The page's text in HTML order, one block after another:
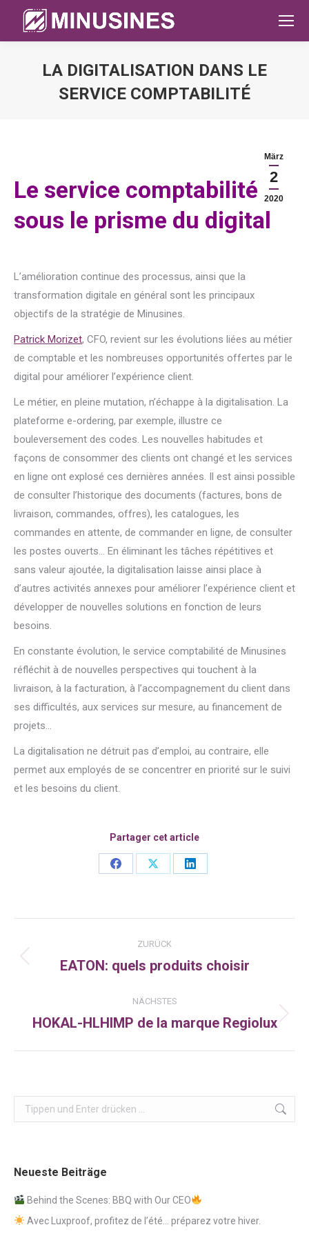
LA DIGITALISATION DANS LE
SERVICE COMPTABILITÉ
März
2
2020
Le service comptabilité
sous le prisme du digital
L’amélioration continue des processus, ainsi que la
transformation digitale en général sont les principaux
objectifs de la stratégie de Minusines.
Patrick Morizet, CFO, revient sur les évolutions liées au métier
de comptable et les nombreuses opportunités offertes par le
digital pour améliorer l’expérience client.
Le métier, en pleine mutation, n’échappe à la digitalisation. La
plateforme e-ordering, par exemple, illustre ce
bouleversement des codes. Les nouvelles habitudes et
façons de consommer des clients ont changé et les services
en ligne ont explosé ces dernières années. Il est ainsi possible
de consulter l’historique des documents (factures, bons de
livraison, commandes, offres), les catalogues, les
commandes en attente, de commander en ligne, de consulter
les postes ouverts… En éliminant les tâches répétitives et
sans valeur ajoutée, la digitalisation laisse ainsi place à
d’autres activités annexes pour améliorer l’expérience client et
développer de nouvelles solutions en fonction de leurs
besoins.
En constante évolution, le service comptabilité de Minusines
réfléchit à de nouvelles perspectives qui touchent à la
livraison, à la facturation, à l’accompagnement du client dans
ses difficultés, aux services sur mesure, au financement de
projets…
La digitalisation ne détruit pas d’emploi, au contraire, elle
permet aux employés de se concentrer en priorité sur le suivi
et les besoins du client.
Partager cet article
Share
Share
Share
Kommentarnavigation
ZURÜCK
Vorheriger
EATON: quels produits choisir
NÄCHSTES
Nächster
HOKAL-HLHIMP de la marque Regiolux
Search:
Neueste Beiträge
Behind the Scenes: BBQ with Our CEO
Avec Luxproof, profitez de l’été… préparez votre hiver.